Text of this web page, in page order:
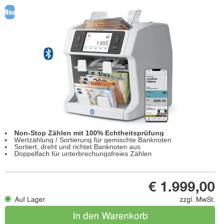
Neu
Non-Stop Zählen mit 100% Echtheitsprüfung
Wertzählung / Sortierung für gemischte Banknoten
Sortiert, dreht und richtet Banknoten aus
Doppelfach für unterbrechungsfreies Zählen
Auf Lager
€ 1.999,00
zzgl. MwSt.
In den Warenkorb